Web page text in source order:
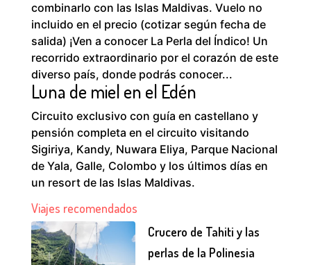
combinarlo con las Islas Maldivas. Vuelo no
incluido en el precio (cotizar según fecha de
salida) ¡Ven a conocer La Perla del Índico! Un
recorrido extraordinario por el corazón de este
diverso país, donde podrás conocer...
Luna de miel en el Edén
Circuito exclusivo con guía en castellano y
pensión completa en el circuito visitando
Sigiriya, Kandy, Nuwara Eliya, Parque Nacional
de Yala, Galle, Colombo y los últimos días en
un resort de las Islas Maldivas.
Viajes recomendados
Crucero de Tahiti y las
perlas de la Polinesia